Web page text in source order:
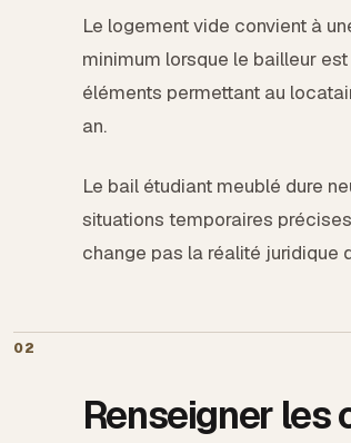
Le logement vide convient à
minimum lorsque le bailleur
éléments permettant au
an.
Le bail étudiant meublé dure
situations temporaires
change pas la réalité juridique
02
Renseigner les